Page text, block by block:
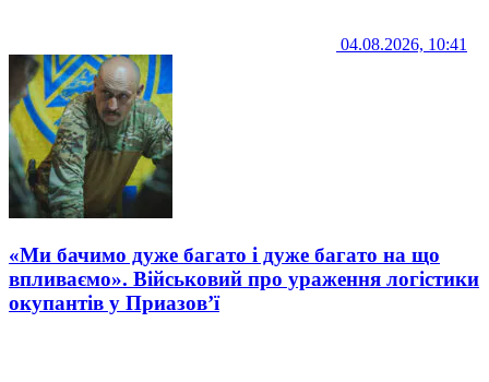
04.08.2026, 10:41
«Ми бачимо дуже багато і дуже багато на що
впливаємо». Військовий про ураження логістики
окупантів у Приазов’ї